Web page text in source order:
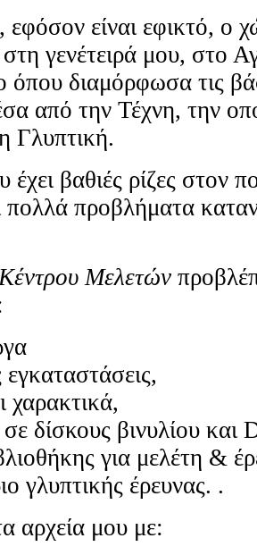
εφόσον είναι εφικτό, ο
γενέτειρά μου, στο
όπου διαμόρφωσα τις
από την Τέχνη, την
Γλυπτική.
βαθιές ρίζες στον
πολλά προβλήματα
Μελετών
εγκαταστάσεις,
χαρακτικά,
δίσκους βινυλίου και
για μελέτη &
γλυπτικής έρευνας. .
αρχεία μου με: